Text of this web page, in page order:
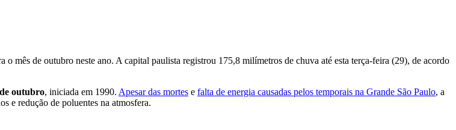
mês de outubro neste ano. A capital paulista registrou 175,8 milímetros de chuva até esta terça-feira (29), de acordo
outubro, iniciada em 1990. Apesar das mortes e falta de energia causadas pelos temporais na Grande São Paulo, a
e redução de poluentes na atmosfera.